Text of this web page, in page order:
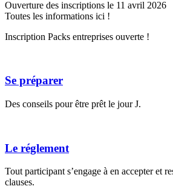
Ouverture des inscriptions le 11 avril 2026
Toutes les informations ici !
Inscription Packs entreprises ouverte !
Se préparer
Des conseils pour être prêt le jour J.
Le réglement
Tout participant s’engage à en accepter et
clauses.